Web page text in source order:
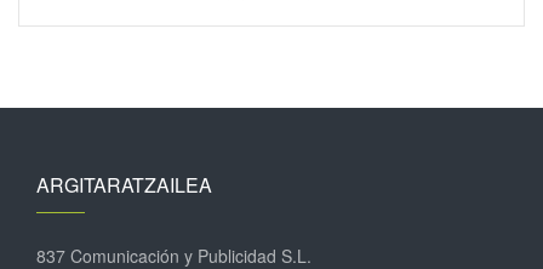
ARGITARATZAILEA
837 Comunicación y Publicidad S.L.